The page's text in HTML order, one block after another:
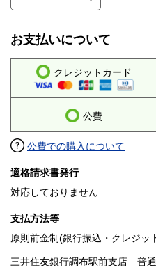
お支払いについて
クレジットカード
公費
公費での購入について
適格請求書発行
対応しておりません
支払方法等
原則前金制(銀行振込・クレジッ
三井住友銀行調布駅前支店